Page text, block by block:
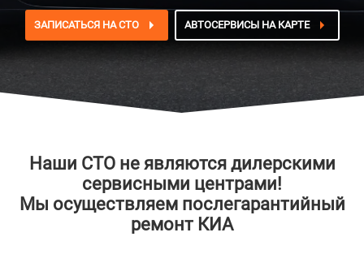
ЗАПИСАТЬСЯ НА СТО АВТОСЕРВИСЫ НА КАРТЕ
Наши СТО не являются дилерскими
сервисными центрами!
Мы осуществляем послегарантийный
ремонт КИА